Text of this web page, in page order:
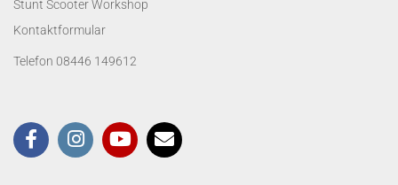
Stunt Scooter Workshop
Kontaktformular
Telefon 08446 149612